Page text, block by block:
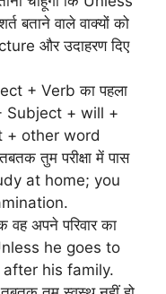
बताने वाले वाक्यों को
और उदाहरण दिए
+ Verb का पहला
Subject + will +
+ other word
तुम परीक्षा में पास
at home; you
वह अपने परिवार का
he goes to
his family.